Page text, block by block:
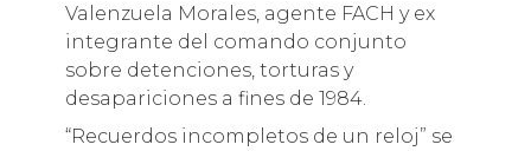
Valenzuela Morales, agente FACH y ex
integrante del comando conjunto
sobre detenciones, torturas y
desapariciones a fines de 1984.
“Recuerdos incompletos de un reloj” se